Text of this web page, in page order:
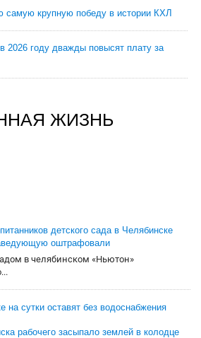
самую крупную победу в истории КХЛ
2026 году дважды повысят плату за
ЖИЗНЬ
детского сада в Челябинске
оштрафовали
в челябинском «Ньютон»
на сутки оставят без водоснабжения
рабочего засыпало землей в колодце